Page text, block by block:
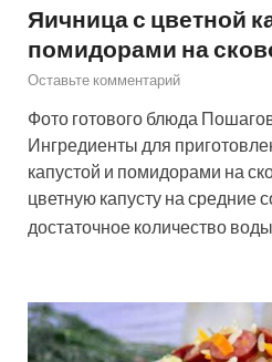
Яичница с цветной
помидорами на
Оставьте комментарий
Фото готового блюда
Ингредиенты для
капустой и помидорами на
цветную капусту на средние
достаточное количество